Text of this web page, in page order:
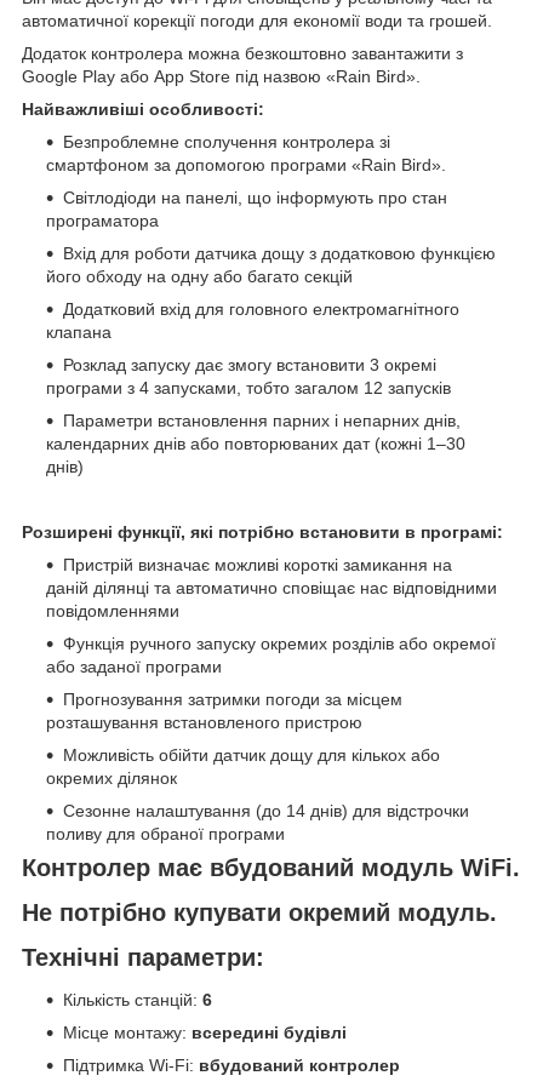
автоматичної корекції погоди для економії води та грошей.
Додаток контролера можна безкоштовно завантажити з
Google Play або App Store під назвою «Rain Bird».
Найважливіші особливості:
Безпроблемне сполучення контролера зі
смартфоном за допомогою програми «Rain Bird».
Світлодіоди на панелі, що інформують про стан
програматора
Вхід для роботи датчика дощу з додатковою функцією
його обходу на одну або багато секцій
Додатковий вхід для головного електромагнітного
клапана
Розклад запуску дає змогу встановити 3 окремі
програми з 4 запусками, тобто загалом 12 запусків
Параметри встановлення парних і непарних днів,
календарних днів або повторюваних дат (кожні 1–30
днів)
Розширені функції, які потрібно встановити в програмі:
Пристрій визначає можливі короткі замикання на
даній ділянці та автоматично сповіщає нас відповідними
повідомленнями
Функція ручного запуску окремих розділів або окремої
або заданої програми
Прогнозування затримки погоди за місцем
розташування встановленого пристрою
Можливість обійти датчик дощу для кількох або
окремих ділянок
Сезонне налаштування (до 14 днів) для відстрочки
поливу для обраної програми
Контролер має вбудований модуль WiFi.
Не потрібно купувати окремий модуль.
Технічні параметри:
Кількість станцій: 6
Місце монтажу: всередині будівлі
Підтримка Wi-Fi: вбудований контролер